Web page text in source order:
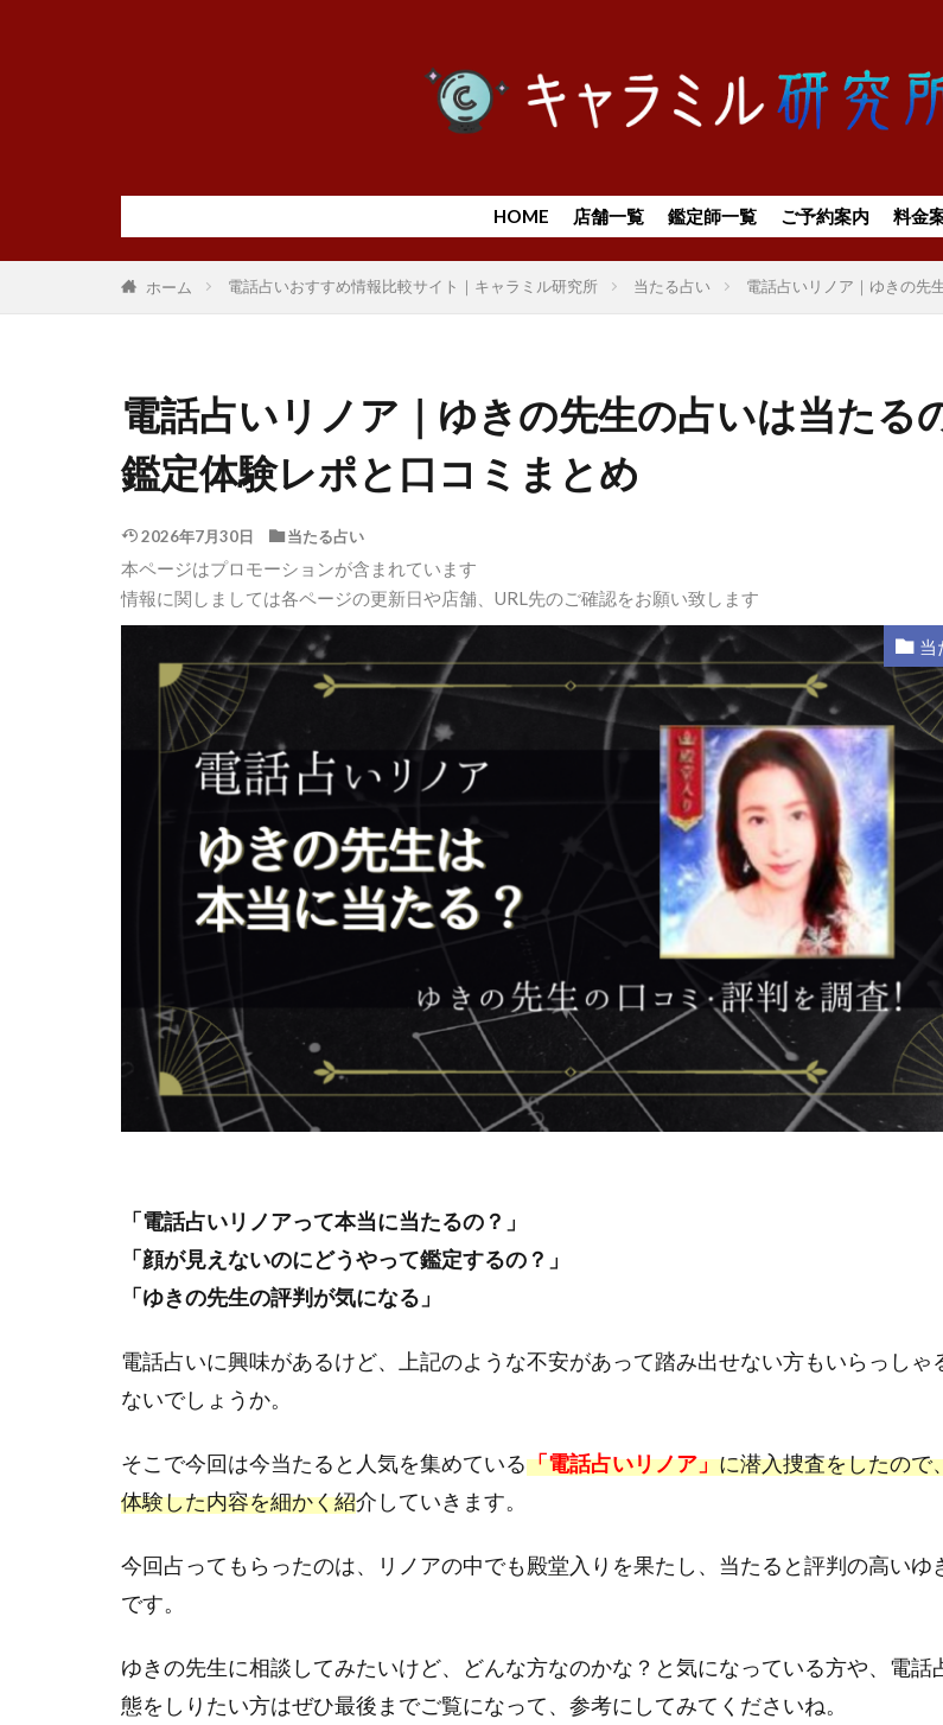
HOME 店舗一覧 鑑定師一覧 ご予約案内 料金
ホーム 電話占いおすすめ情報比較サイト｜キャラミル研究所 当たる占い 電話占いリノア｜ゆきの先
電話占いリノア｜ゆきの先生の占いは当たる
鑑定体験レポと口コミまとめ
2026年7月30日 当たる占い
本ページはプロモーションが含まれています
情報に関しましては各ページの更新日や店舗、URL先のご確認をお願い致します
当
「電話占いリノアって本当に当たるの？」
「顔が見えないのにどうやって鑑定するの？」
「ゆきの先生の評判が気になる」
電話占いに興味があるけど、上記のような不安があって踏み出せない方もいらっしゃ
ないでしょうか。
そこで今回は今当たると人気を集めている「電話占いリノア」に潜入捜査をしたので
体験した内容を細かく紹介していきます。
今回占ってもらったのは、リノアの中でも殿堂入りを果たし、当たると評判の高いゆ
です。
ゆきの先生に相談してみたいけど、どんな方なのかな？と気になっている方や、電話
態をしりたい方はぜひ最後までご覧になって、参考にしてみてくださいね。